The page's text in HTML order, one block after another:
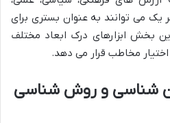
یک می توانند به عنوان بستری برای
بخش ابزارهای درک ابعاد مختلف
مخاطب قرار می دهد.
شناسی و روش شناسی